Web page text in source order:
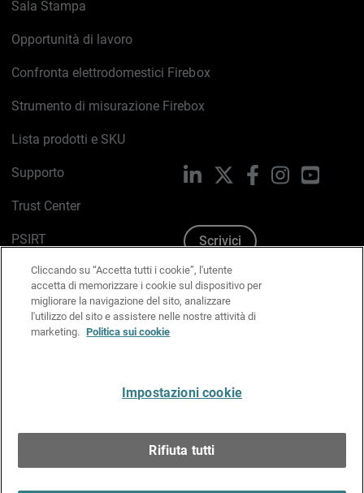
Sala Stampa
Opportunità di lavoro
Confronta elettrodomestici Firebox
Strumento di misurazione Firebox
Lista prodotti e SKU
Supporto
Trust Center
PSIRT
Politica sui cookie
Informativa sulla privacy
Kit Media & Brand
LinkedIn FacebookInstagram
Scrivici
Cliccando su “Accetta tutti i cookie”, l'utente
accetta di memorizzare i cookie sul dispositivo per
migliorare la navigazione del sito, analizzare
l'utilizzo del sito e assistere nelle nostre attività di
marketing. Politica sui cookie
Impostazioni cookie
Rifiuta tutti